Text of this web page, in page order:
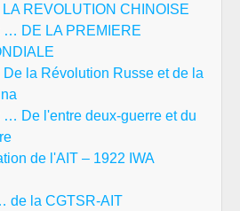
REVOLUTION CHINOISE
… DE LA PREMIERE
De la Révolution Russe et de la
… De l'entre deux-guerre et du
de l'AIT – 1922 IWA
de la CGTSR-AIT